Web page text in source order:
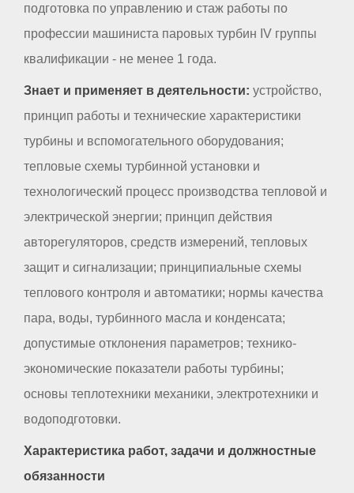
подготовка по управлению и стаж работы по
профессии машиниста паровых турбин IV группы
квалификации - не менее 1 года.
Знает и применяет в деятельности: устройство,
принцип работы и технические характеристики
турбины и вспомогательного оборудования;
тепловые схемы турбинной установки и
технологический процесс производства тепловой и
электрической энергии; принцип действия
авторегуляторов, средств измерений, тепловых
защит и сигнализации; принципиальные схемы
теплового контроля и автоматики; нормы качества
пара, воды, турбинного масла и конденсата;
допустимые отклонения параметров; технико-
экономические показатели работы турбины;
основы теплотехники механики, электротехники и
водоподготовки.
Характеристика работ, задачи и должностные
обязанности